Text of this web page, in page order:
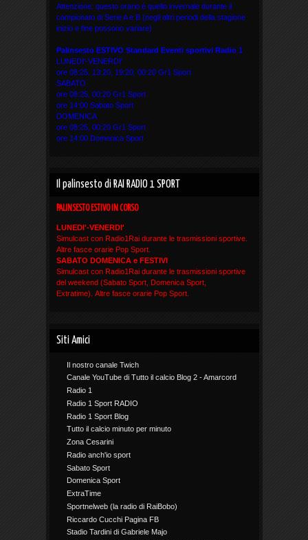
Attenzione: questo orario è quello invernale durante il
campionato di Serie A e B (negli altri periodi della stagione
inizio e fine possono variare)
Palinsesto ESTIVO Standard Eventi sportivi Radio 1
LUNEDI'-VENERDI'
ore 08:25, 13:20, 19:20, 00:20 Gr1 Sport
SABATO
ore 08:25, 00:20 Gr1 Sport
ore 14:00 Sabato Sport
DOMENICA
ore 08:25, 00:20 Gr1 Sport
ore 14:00 Domenica Sport
Il palinsesto di RAI RADIO 1 SPORT
PALINSESTO ESTIVO IN CORSO
LUNEDI'-VENERDI'
Simulcast con Radio1Rai durante le trasmissioni sportive.
Altre fasce orarie Pop Sport.
SABATO DOMENICA e FESTIVI
Simulcast con Radio1Rai durante le trasmissioni sportive
del weekend (Sabato Sport, Domenica Sport,
Extratime). Altre fasce orarie Pop Sport.
Siti Amici
Il nostro canale Twich
Canale YouTube di Tutto il calcio Blog 2 - Amarcord
Radio 1
Radio 1 Sport RADIO
Radio 1 Sport Blog
Tutto il calcio minuto per minuto
Zona Cesarini
Radio anch'io sport
Sabato Sport
Domenica Sport
ExtraTime
Sportnelweb (la radio di RaiBobo)
Riccardo Cucchi Pagina FB
Stadio Tardini di Gabriele Majo